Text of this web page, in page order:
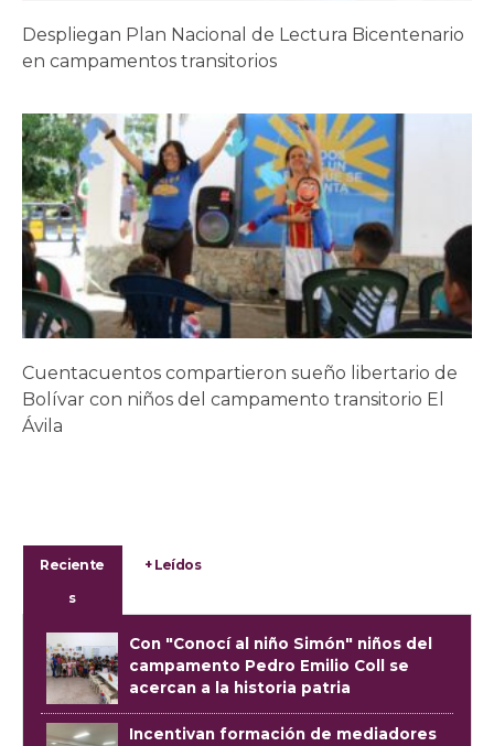
Despliegan Plan Nacional de Lectura Bicentenario
en campamentos transitorios
Cuentacuentos compartieron sueño libertario de
Bolívar con niños del campamento transitorio El
Ávila
Reciente
s
+ Leídos
Con "Conocí al niño Simón" niños del
campamento Pedro Emilio Coll se
acercan a la historia patria
Incentivan formación de mediadores